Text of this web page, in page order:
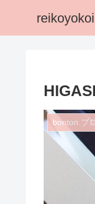
reikoyokoi
bonton.ブ